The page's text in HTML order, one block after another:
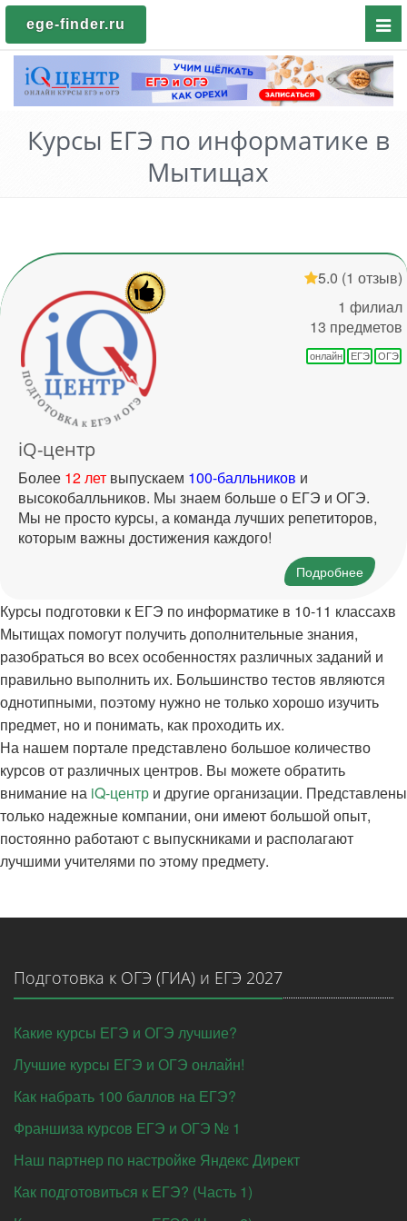
ege-finder.ru
Курсы ЕГЭ по информатике в
Мытищах
5.0 (1 отзыв)
1 филиал
13 предметов
онлайн ЕГЭ ОГЭ
iQ-центр
Более 12 лет выпускаем 100-балльников и
высокобалльников. Мы знаем больше о ЕГЭ и ОГЭ.
Мы не просто курсы, а команда лучших репетиторов,
которым важны достижения каждого!
Подробнее
Курсы подготовки к ЕГЭ по информатике в 10-11 классахв
Мытищах помогут получить дополнительные знания,
разобраться во всех особенностях различных заданий и
правильно выполнить их. Большинство тестов являются
однотипными, поэтому нужно не только хорошо изучить
предмет, но и понимать, как проходить их.
На нашем портале представлено большое количество
курсов от различных центров. Вы можете обратить
внимание на iQ-центр и другие организации. Представлены
только надежные компании, они имеют большой опыт,
постоянно работают с выпускниками и располагают
лучшими учителями по этому предмету.
Подготовка к ОГЭ (ГИА) и ЕГЭ 2027
Какие курсы ЕГЭ и ОГЭ лучшие?
Лучшие курсы ЕГЭ и ОГЭ онлайн!
Как набрать 100 баллов на ЕГЭ?
Франшиза курсов ЕГЭ и ОГЭ № 1
Наш партнер по настройке Яндекс Директ
Как подготовиться к ЕГЭ? (Часть 1)